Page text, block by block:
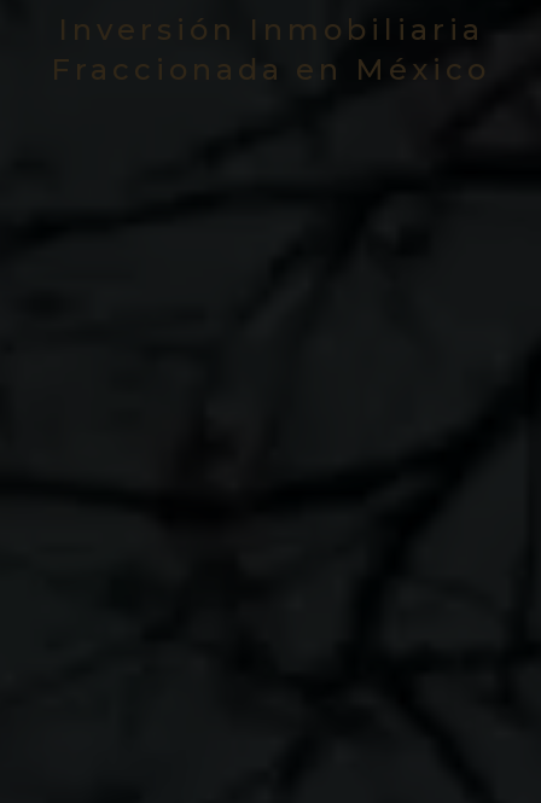
Inversión Inmobiliaria
Fraccionada en México